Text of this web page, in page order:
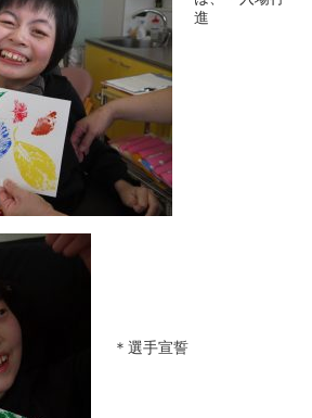
進
＊選手宣誓